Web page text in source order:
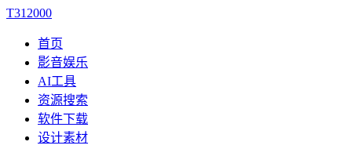
T312000
首页
影音娱乐
AI工具
资源搜索
软件下载
设计素材